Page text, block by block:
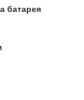
батарея